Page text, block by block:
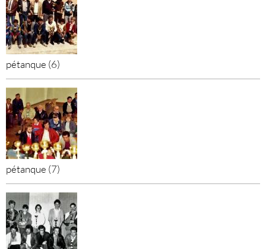
pétanque (6)
pétanque (7)